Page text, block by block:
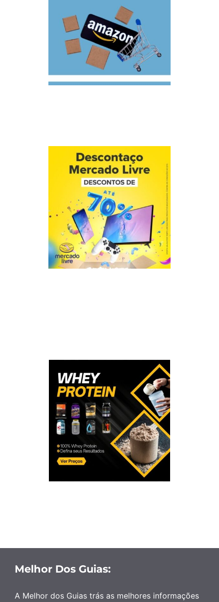
Melhor Dos Guias:
A Melhor dos Guias trás as melhores informações